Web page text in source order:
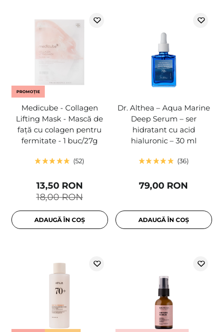
PROMOȚIE
Medicube - Collagen
Lifting Mask - Mască de
față cu colagen pentru
fermitate - 1 buc/27g
52
18,00 RON
13,50 RON
ADAUGĂ ÎN COȘ
Dr. Althea – Aqua Marine
Deep Serum – ser
hidratant cu acid
hialuronic – 30 ml
36
79,00 RON
ADAUGĂ ÎN COȘ